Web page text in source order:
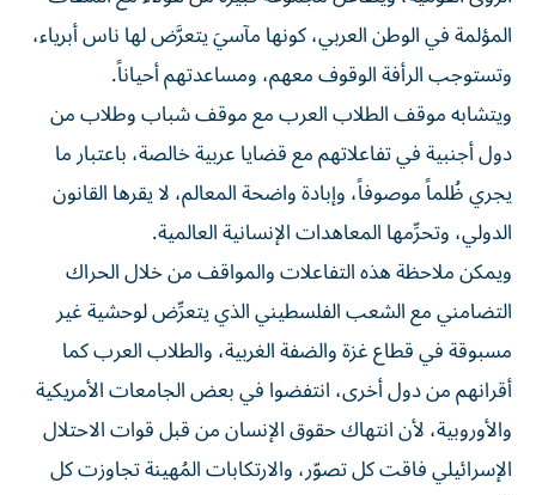
المؤلمة في الوطن العربي، كونها مآسيَ يتعرَّض لها ناس أبرياء،
وتستوجب الرأفة الوقوف معهم، ومساعدتهم أحياناً.
ويتشابه موقف الطلاب العرب مع موقف شباب وطلاب من
دول أجنبية في تفاعلاتهم مع قضايا عربية خالصة، باعتبار ما
يجري ظُلماً موصوفاً، وإبادة واضحة المعالم، لا يقرها القانون
الدولي، وتحرِّمها المعاهدات الإنسانية العالمية.
ويمكن ملاحظة هذه التفاعلات والمواقف من خلال الحراك
التضامني مع الشعب الفلسطيني الذي يتعرِّض لوحشية غير
مسبوقة في قطاع غزة والضفة الغربية، والطلاب العرب كما
أقرانهم من دول أخرى، انتفضوا في بعض الجامعات الأمريكية
والأوروبية، لأن انتهاك حقوق الإنسان من قبل قوات الاحتلال
الإسرائيلي فاقت كل تصوّر، والارتكابات المُهينة تجاوزت كل